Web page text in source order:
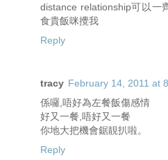
distance relationship可以一
食貴飯咪攪我
Reply
tracy February 14, 2011 at
係囉,唔好為左餐飯傷感情
好又一餐,唔好又一餐
你地大把機會鋸靚扒啦。
Reply